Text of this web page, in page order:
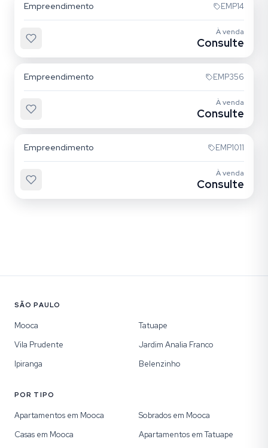
Empreendimento EMP14
À venda
Consulte
Empreendimento EMP356
À venda
Consulte
Empreendimento EMP1011
À venda
Consulte
SÃO PAULO
Mooca
Tatuape
Vila Prudente
Jardim Analia Franco
Ipiranga
Belenzinho
POR TIPO
Apartamentos em Mooca
Sobrados em Mooca
Casas em Mooca
Apartamentos em Tatuape